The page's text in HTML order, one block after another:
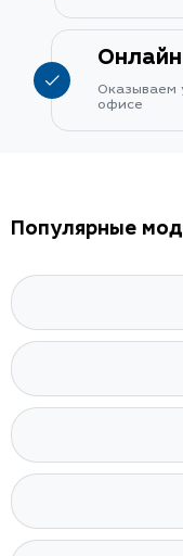
Оказываем
офисе
Популярные